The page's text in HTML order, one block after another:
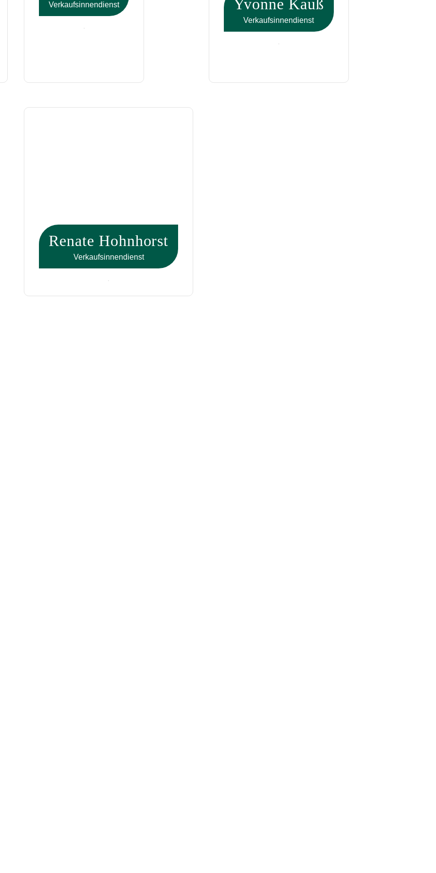
Verkaufsinnendienst Yvonne Kauß
Verkaufsinnendienst
Renate Hohnhorst
Verkaufsinnendienst